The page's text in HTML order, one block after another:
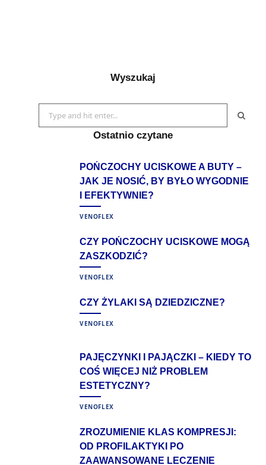
Wyszukaj
for:
Ostatnio czytane
POŃCZOCHY UCISKOWE A BUTY –
JAK JE NOSIĆ, BY BYŁO WYGODNIE
I EFEKTYWNIE?
VENOFLEX
CZY POŃCZOCHY UCISKOWE MOGĄ
ZASZKODZIĆ?
VENOFLEX
CZY ŻYLAKI SĄ DZIEDZICZNE?
VENOFLEX
PAJĘCZYNKI I PAJĄCZKI – KIEDY TO
COŚ WIĘCEJ NIŻ PROBLEM
ESTETYCZNY?
VENOFLEX
ZROZUMIENIE KLAS KOMPRESJI:
OD PROFILAKTYKI PO
ZAAWANSOWANE LECZENIE